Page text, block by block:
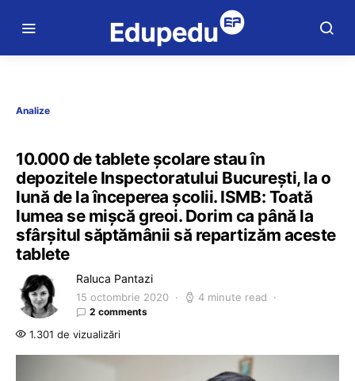
Analize
10.000 de tablete școlare stau în
depozitele Inspectoratului București, la o
lună de la începerea școlii. ISMB: Toată
lumea se mișcă greoi. Dorim ca până la
sfârșitul săptămânii să repartizăm aceste
tablete
Raluca Pantazi
15 octombrie 2020 4 minute read
2 comments
1.301 de vizualizări